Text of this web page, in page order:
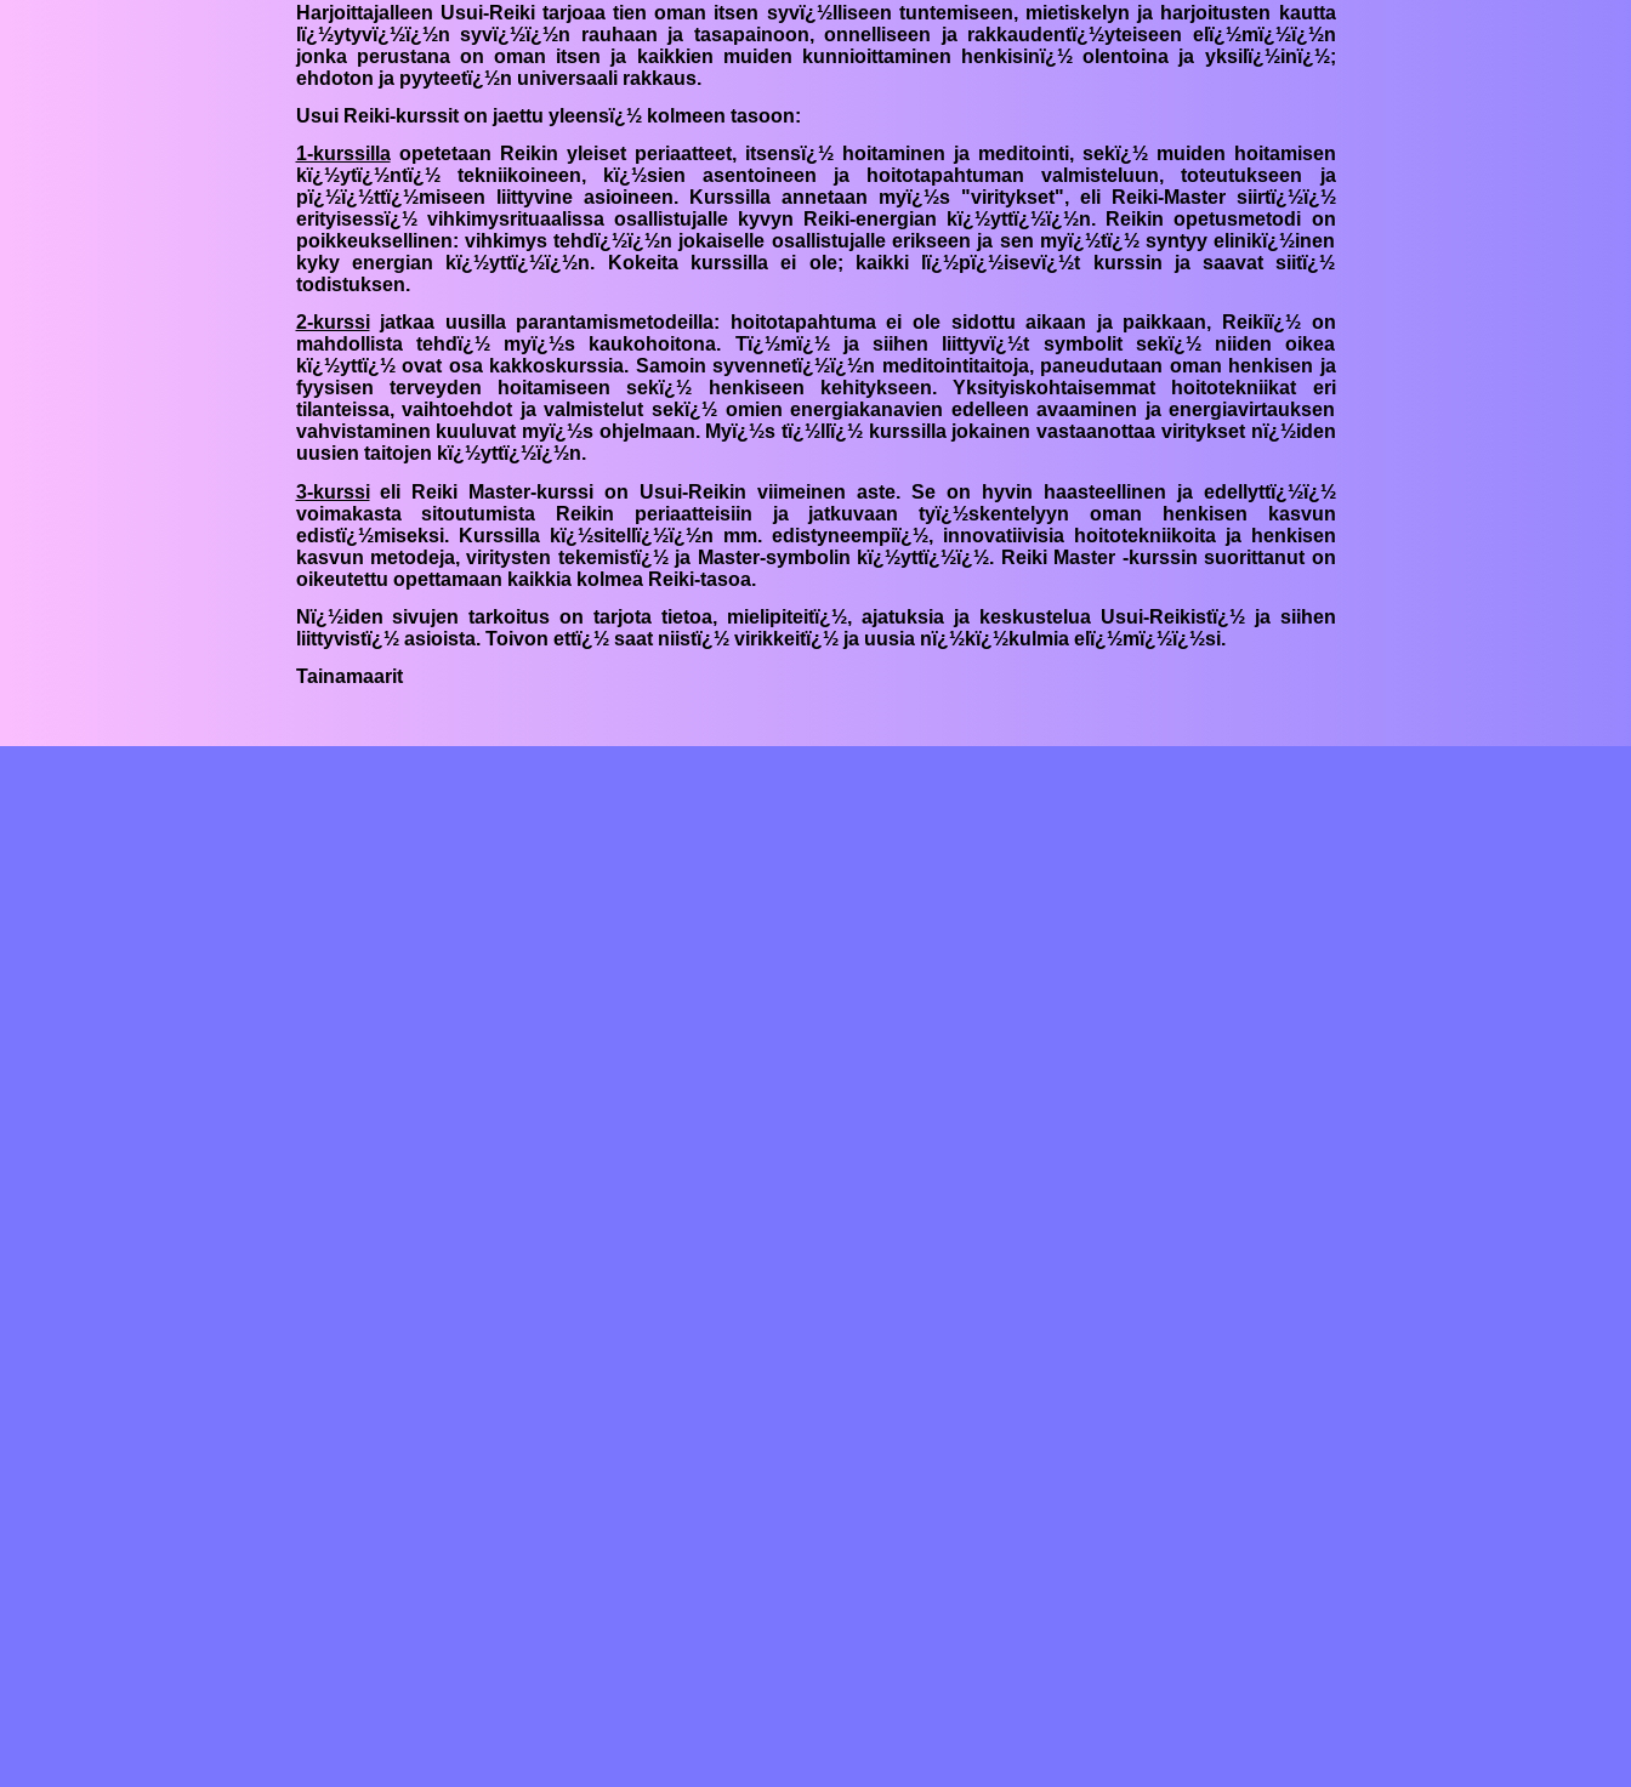
Harjoittajalleen Usui-Reikitarjoaa tien oman itsen syvï¿½lliseen tuntemiseen, mietiskelyn ja harjoitusten kautta
lï¿½ytyvï¿½ï¿½n syvï¿½ï¿½n rauhaan ja tasapainoon, onnelliseen ja rakkaudentï¿½yteiseen elï¿½mï¿½ï¿½n
jonka perustana on oman itsen ja kaikkien muiden kunnioittaminen henkisinï¿½ olentoina ja yksilï¿½inï¿½;
ehdoton ja pyyteetï¿½n universaali rakkaus.
Usui Reiki-kurssit on jaettu yleensï¿½ kolmeen tasoon:
1-kurssillaopetetaan Reikin yleiset periaatteet, itsensï¿½ hoitaminen ja meditointi, sekï¿½ muiden hoitamisen
kï¿½ytï¿½ntï¿½ tekniikoineen, kï¿½sien asentoineen ja hoitotapahtuman valmisteluun, toteutukseen ja
pï¿½ï¿½ttï¿½miseen liittyvine asioineen. Kurssilla annetaan myï¿½s "viritykset", eli
Reiki-Master siirtï¿½ï¿½
erityisessï¿½ vihkimysrituaalissa osallistujalle kyvyn
Reiki-energian kï¿½yttï¿½ï¿½n. Reikin opetusmetodi on
poikkeuksellinen: vihkimys tehdï¿½ï¿½n jokaiselle osallistujalle erikseen ja sen myï¿½tï¿½ syntyy elinikï¿½inen
kyky energian kï¿½yttï¿½ï¿½n. Kokeita kurssilla ei ole; kaikki lï¿½pï¿½isevï¿½t kurssin ja saavat siitï¿½
todistuksen.
2-kurssijatkaa uusilla parantamismetodeilla: hoitotapahtuma ei ole sidottu aikaan ja paikkaan, Reikiï¿½ on
mahdollista tehdï¿½ myï¿½s kaukohoitona. Tï¿½mï¿½ ja siihen liittyvï¿½t symbolit sekï¿½ niiden oikea
kï¿½yttï¿½ ovat osa kakkoskurssia. Samoin syvennetï¿½ï¿½n meditointitaitoja, paneudutaan oman henkisen ja
fyysisen terveyden hoitamiseen sekï¿½ henkiseen kehitykseen. Yksityiskohtaisemmat hoitotekniikat eri
tilanteissa, vaihtoehdot ja valmistelut sekï¿½ omien energiakanavien edelleen avaaminen ja energiavirtauksen
vahvistaminen kuuluvat myï¿½s ohjelmaan. Myï¿½s tï¿½llï¿½ kurssilla jokainen vastaanottaa viritykset nï¿½iden
uusien taitojen kï¿½yttï¿½ï¿½n.
3-kurssieli Reiki Master-kurssi on Usui-Reikin viimeinen aste. Se on hyvin haasteellinen ja edellyttï¿½ï¿½
voimakasta sitoutumista
Reikin periaatteisiin ja jatkuvaan tyï¿½skentelyyn oman henkisen kasvun
edistï¿½miseksi. Kurssilla kï¿½sitellï¿½ï¿½n mm. edistyneempiï¿½, innovatiivisia hoitotekniikoita ja henkisen
kasvun metodeja, viritysten tekemistï¿½ ja Master-symbolin kï¿½yttï¿½ï¿½. ReikiMaster -kurssin suorittanut on
oikeutettu opettamaan kaikkia kolmea Reiki-tasoa.
Nï¿½iden sivujen tarkoitus on tarjota tietoa, mielipiteitï¿½, ajatuksia ja keskustelua Usui-Reikistï¿½ ja siihen
liittyvistï¿½ asioista. Toivon ettï¿½ saat niistï¿½ virikkeitï¿½ ja uusia nï¿½kï¿½kulmia elï¿½mï¿½ï¿½si.
Tainamaarit